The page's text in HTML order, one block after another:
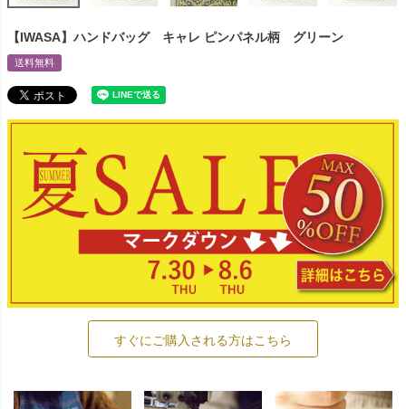
【IWASA】ハンドバッグ キャレ ピンパネル柄 グリーン
送料無料
すぐにご購入される方はこちら